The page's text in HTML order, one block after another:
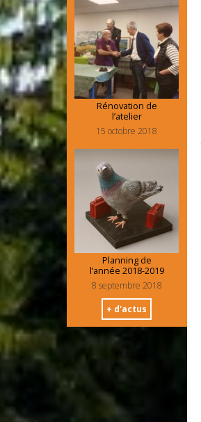
Rénovation de
l’atelier
15 octobre 2018
Planning de
l’année 2018-2019
8 septembre 2018
+ d'actus